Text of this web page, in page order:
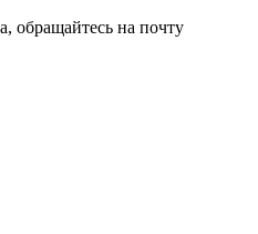
обращайтесь на почту